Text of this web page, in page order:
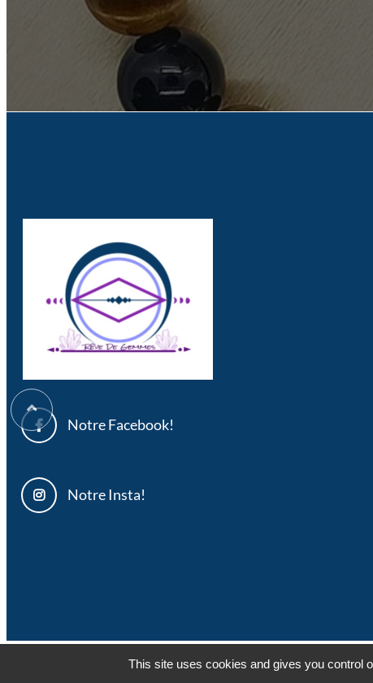
Notre Facebook!
Notre Insta!
© 2022Rêve de
This site uses cookies and gives you control